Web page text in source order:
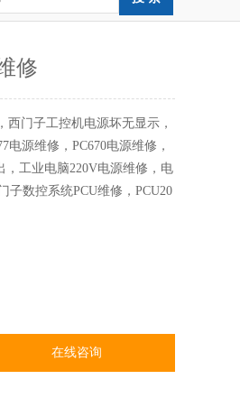
修
西门子工控机电源坏无显示，
电源维修，PC670电源维修，
，工业电脑220V电源维修，电
子数控系统PCU维修，PCU20
在线咨询